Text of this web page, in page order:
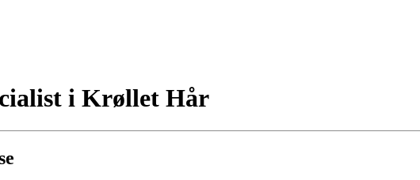
i Krøllet Hår